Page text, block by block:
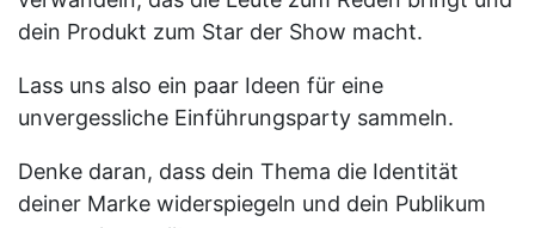
dein Produkt zum Star der Show macht.
Lass uns also ein paar Ideen für eine
unvergessliche Einführungsparty sammeln.
Denke daran, dass dein Thema die Identität
deiner Marke widerspiegeln und dein Publikum